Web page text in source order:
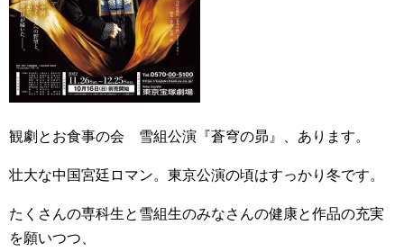
観劇とお食事の会 雪組公演『蒼穹の昴』、あります。
壮大な中国宮廷ロマン。東京公演の頃はすっかり冬です。
たくさんの専科生と雪組生のみなさんの健康と作品の充実
を願いつつ、